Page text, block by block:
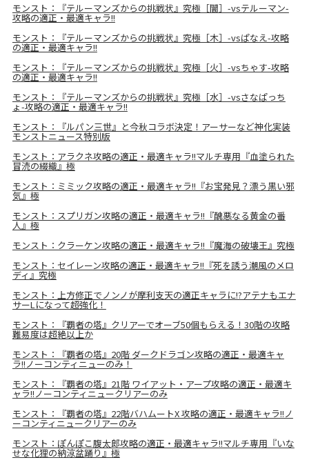
モンスト：『テルーマンズからの挑戦状』究極［闇］-vsテルーマン-
攻略の適正・最適キャラ!!
モンスト：『テルーマンズからの挑戦状』究極［木］-vsぱなえ-攻略
の適正・最適キャラ!!
モンスト：『テルーマンズからの挑戦状』究極［火］-vsちゃす-攻略
の適正・最適キャラ!!
モンスト：『テルーマンズからの挑戦状』究極［水］-vsさなぱっち
ょ-攻略の適正・最適キャラ!!
モンスト：『ルパン三世』と今秋コラボ決定！アーサーなど神化実装
モンストニュース特別版
モンスト：アラクネ攻略の適正・最適キャラ!!マルチ専用『血塗られた
冒涜の綴織』極
モンスト：ミミック攻略の適正・最適キャラ!!『お宝発見？漂う黒い邪
気』極
モンスト：スプリガン攻略の適正・最適キャラ!!『醜悪なる黄金の番
人』極
モンスト：クラーケン攻略の適正・最適キャラ!!『魔海の破壊王』究極
モンスト：セイレーン攻略の適正・最適キャラ!!『死を誘う潮風のメロ
ディ』究極
モンスト：上方修正でノンノが摩利支天の適正キャラに!?アテナもエナ
サーLになって超強化！
モンスト：『覇者の塔』クリアーでオーブ50個もらえる！30階の攻略
難易度は超絶以上か
モンスト：『覇者の塔』20階 ダークドラゴン攻略の適正・最適キャ
ラ!!ノーコンティニューのみ！
モンスト：『覇者の塔』21階 ワイアット・アープ攻略の適正・最適キ
ャラ!!ノーコンティニュークリアーのみ
モンスト：『覇者の塔』22階バハムートX 攻略の適正・最適キャラ!!ノ
ーコンティニュークリアーのみ
モンスト：ぽんぽこ腹太郎攻略の適正・最適キャラ!!マルチ専用『いな
せな化狸の納涼盆踊り』極